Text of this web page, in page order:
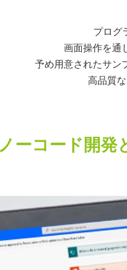
プログ
画面操作を通
予め用意されたサン
高品質
ノーコード開発